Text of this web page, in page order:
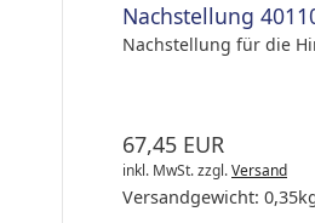
Nachstellung
Nachstellung für die
67,45 EUR
inkl. MwSt.zzgl.Versand
Versandgewicht: 0,35